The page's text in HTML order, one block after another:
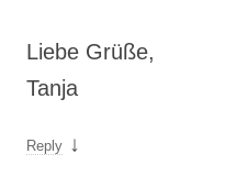
Liebe Grüße,
Tanja
Reply ↓